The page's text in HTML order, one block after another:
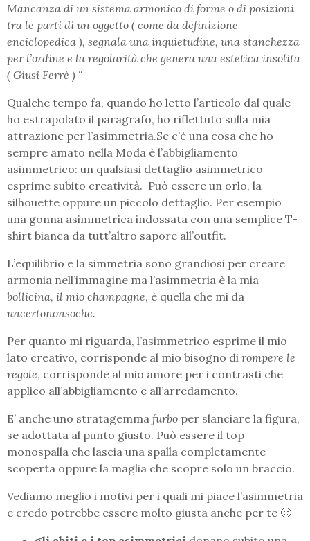
Mancanza di un sistema armonico di forme o di posizioni
tra le parti di un oggetto ( come da definizione
enciclopedica ), segnala una inquietudine, una stanchezza
per l’ordine e la regolarità che genera una estetica insolita
( Giusi Ferrè ) “
Qualche tempo fa, quando ho letto l’articolo dal quale
ho estrapolato il paragrafo, ho riflettuto sulla mia
attrazione per l’asimmetria.Se c’è una cosa che ho
sempre amato nella Moda è l’abbigliamento
asimmetrico: un qualsiasi dettaglio asimmetrico
esprime subito creatività. Può essere un orlo, la
silhouette oppure un piccolo dettaglio. Per esempio
una gonna asimmetrica indossata con una semplice T-
shirt bianca da tutt’altro sapore all’outfit.
L’equilibrio e la simmetria sono grandiosi per creare
armonia nell’immagine ma l’asimmetria è la mia
bollicina, il mio champagne, è quella che mi da
uncertononsoche.
Per quanto mi riguarda, l’asimmetrico esprime il mio
lato creativo, corrisponde al mio bisogno di rompere le
regole, corrisponde al mio amore per i contrasti che
applico all’abbigliamento e all’arredamento.
E’ anche uno stratagemma furbo per slanciare la figura,
se adottata al punto giusto. Può essere il top
monospalla che lascia una spalla completamente
scoperta oppure la maglia che scopre solo un braccio.
Vediamo meglio i motivi per i quali mi piace l’asimmetria
e credo potrebbe essere molto giusta anche per te 🙂